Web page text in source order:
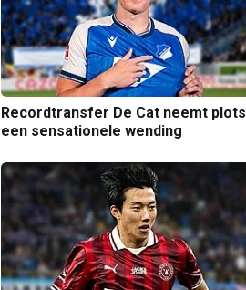
Recordtransfer De Cat neemt plots
een sensationele wending